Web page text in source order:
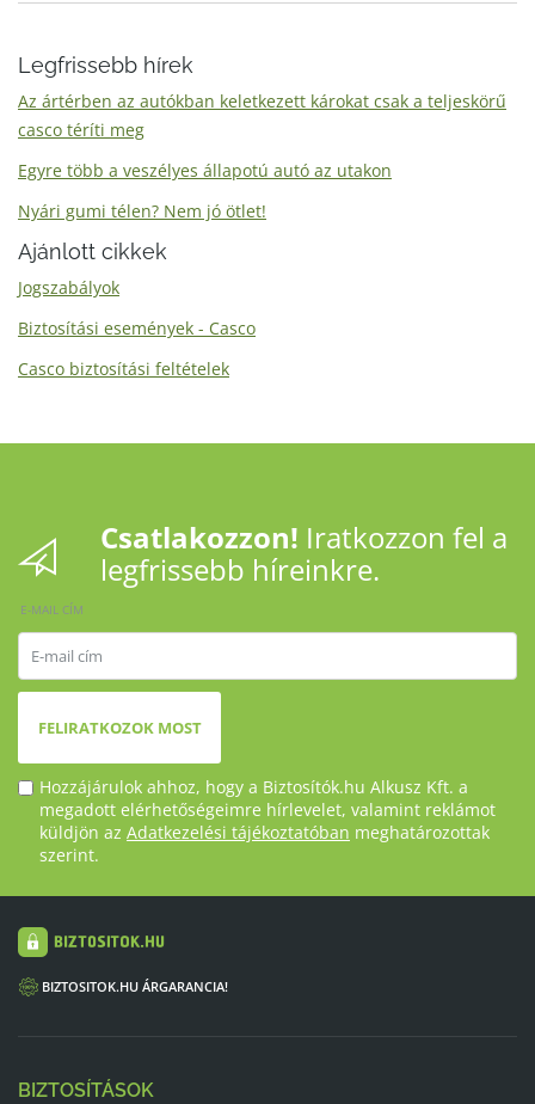
Legfrissebb hírek
Az ártérben az autókban keletkezett károkat csak a teljeskörű
casco téríti meg
Egyre több a veszélyes állapotú autó az utakon
Nyári gumi télen? Nem jó ötlet!
Ajánlott cikkek
Jogszabályok
Biztosítási események - Casco
Casco biztosítási feltételek
Csatlakozzon! Iratkozzon fel a
legfrissebb híreinkre.
E-MAIL CÍM
FELIRATKOZOK MOST
Hozzájárulok ahhoz, hogy a Biztosítók.hu Alkusz Kft. a
megadott elérhetőségeimre hírlevelet, valamint reklámot
küldjön az Adatkezelési tájékoztatóban meghatározottak
szerint.
BIZTOSITOK.HU ÁRGARANCIA!
BIZTOSÍTÁSOK